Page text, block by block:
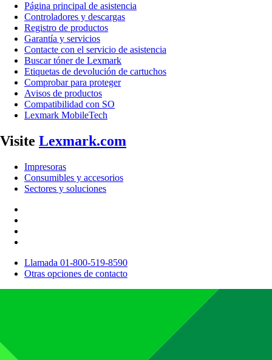
Página principal de asistencia
Controladores y descargas
Registro de productos
Garantía y servicios
Contacte con el servicio de asistencia
Buscar tóner de Lexmark
Etiquetas de devolución de cartuchos
Comprobar para proteger
Avisos de productos
Compatibilidad con SO
Lexmark MobileTech
Visite Lexmark.com
Impresoras
Consumibles y accesorios
Sectores y soluciones
Llamada 01-800-519-8590
Otras opciones de contacto